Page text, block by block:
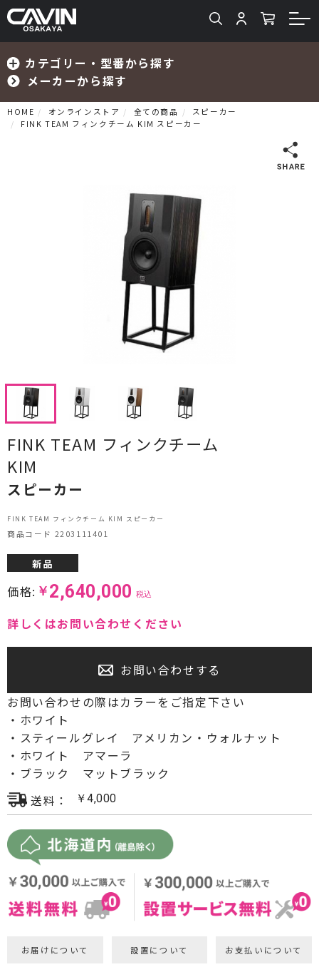
カテゴリー・型番から探す
メーカーから探す
検索
CDプレーヤー・レシーバー
レコードプレーヤー
スピーカー
オーディオアクセサリー
ヘッドフォン・イヤホン
オーディオその他
AVアンプ
ＴＶ・レコーダー・プレーヤー
サウンドバー・アンプ内蔵型スピーカー
センタースピーカー・サブウーファー
HOME オンラインストア 全ての商品
スピーカー
FINK TEAM フィンクチーム KIM スピーカー
FINK TEAM フィンクチーム
KIM
スピーカー
FINK TEAM フィンクチーム KIM スピーカー
商品コード 2203111401
新品
価格: ￥ 2,640,000 税込
詳しくはお問い合わせください
お問い合わせする
お問い合わせの際はカラーをご指定下さい
・ホワイト
・スティールグレイ アメリカン・ウォルナット
・ホワイト アマーラ
・ブラック マットブラック
送料：
￥4,000
お届けについて 設置について お支払いについて